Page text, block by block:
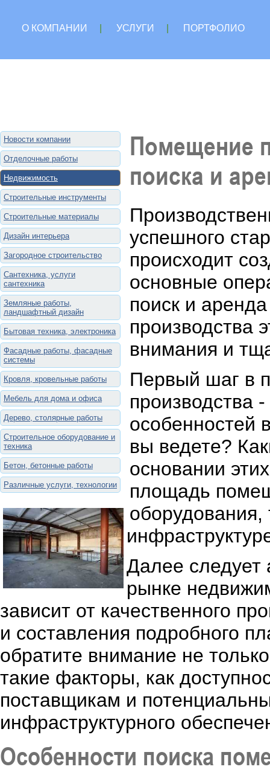
О КОМПАНИИ УСЛУГИ
ПОРТФОЛИО
Новости компании
Отделочные работы
Недвижимость
Строительные инструменты
Строительные материалы
Дизайн интерьера
Загородное строительство
Сантехника, услуги
сантехника
Земляные работы,
ландшафтный дизайн
Бытовая техника, электроника
Фасадные работы, фасадные
системы
Кровля, кровельные работы
Мебель для дома и офиса
Дерево, столярные работы
Строительное оборудование и
техника
Бетон, бетонные работы
Различные услуги, технологии
Помещение
поиска и
успешного
происходит
основные
поиск и
производства
внимания и
Первый шаг в
производства
особенностей
вы ведете?
основании
площадь
Далее следует
рынке
зависит от качественного
и составления подробного
обратите внимание не
такие факторы, как
поставщикам и
инфраструктурного
Особенности поиска